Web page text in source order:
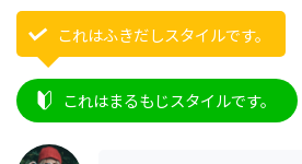
これはふきだしスタイルです。
これはまるもじスタイルです。